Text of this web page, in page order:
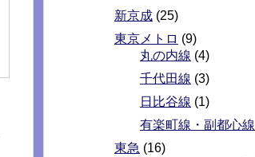
新京成 (25)
東京メトロ (9)
丸の内線 (4)
千代田線 (3)
日比谷線 (1)
有楽町線・副都心線
東急 (16)